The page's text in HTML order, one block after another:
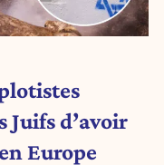
Juifs d’avoir
Europe